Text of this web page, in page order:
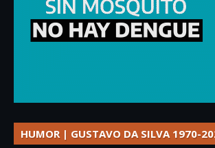
HUMOR | GUSTAVO DA SILVA 1970-